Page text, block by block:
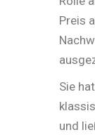
Preis
Sie
und